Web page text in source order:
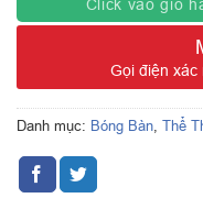
Click vào giỏ
Gọi điện xác
Danh mục: Bóng Bàn Thể